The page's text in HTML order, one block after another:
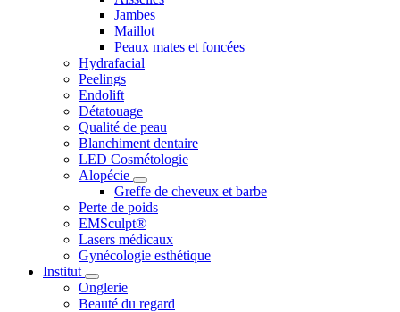
Jambes
Maillot
Peaux mates et foncées
Hydrafacial
Peelings
Endolift
Détatouage
Qualité de peau
Blanchiment dentaire
LED Cosmétologie
Alopécie
Greffe de cheveux et barbe
Perte de poids
EMSculpt®
Lasers médicaux
Gynécologie esthétique
Institut
Onglerie
Beauté du regard